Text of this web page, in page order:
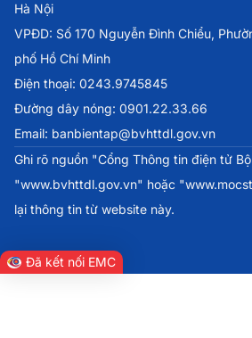
Hà Nội
VPĐD: Số 170 Nguyễn Đình Chiểu,
phố Hồ Chí Minh
Điện thoại: 0243.9745845
Đường dây nóng: 0901.22.33.66
Email: banbientap@bvhttdl.gov.vn
Ghi rõ nguồn "Cổng Thông tin điện tử
"www.bvhttdl.gov.vn" hoặc
lại thông tin từ website này.
Đã kết nối EMC